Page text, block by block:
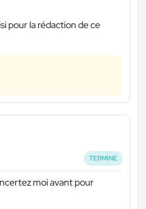
pour la rédaction de ce
TERMINÉ
moi avant pour